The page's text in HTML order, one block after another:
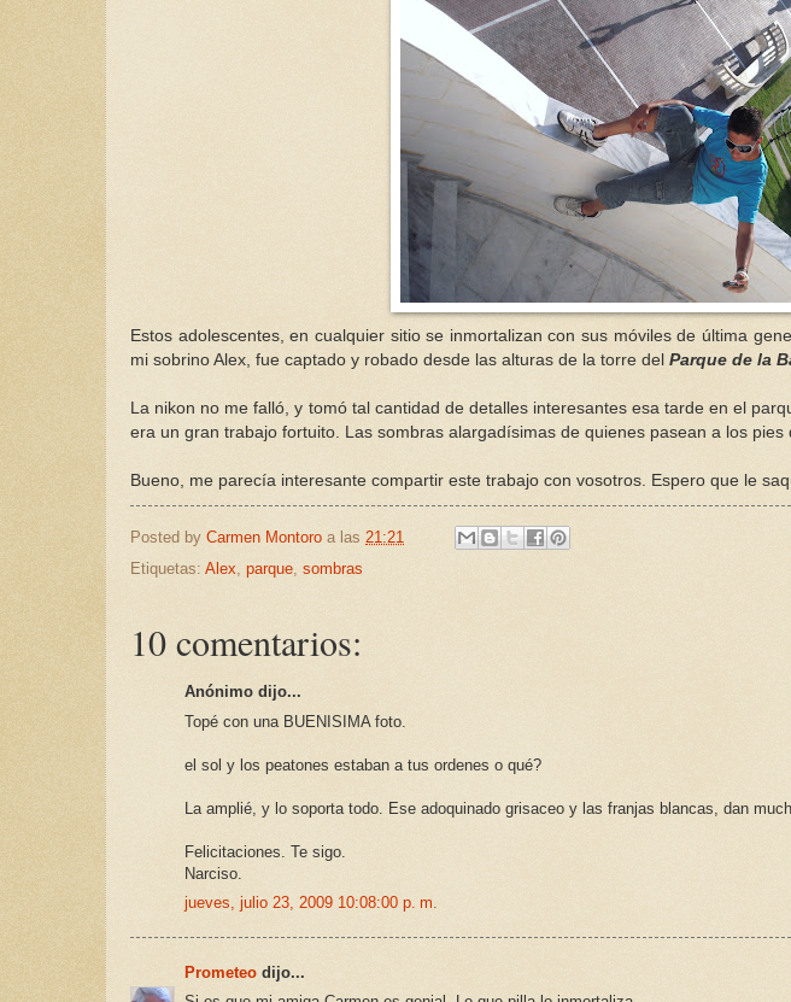
Estos adolescentes, en cualquier sitio se inmortalizan con sus móviles de última
mi sobrino Alex, fue captado y robado desde las alturas de la torre del Parque de la
La nikon no me falló, y tomó tal cantidad de detalles interesantes esa tarde en el
era un gran trabajo fortuito. Las sombras alargadísimas de quienes pasean a los pies
Bueno, me parecía interesante compartir este trabajo con vosotros. Espero que le
Posted by Carmen Montoro a las 21:21
Etiquetas: Alex, parque, sombras
10 comentarios:
Anónimo dijo...
Topé con una BUENISIMA foto.
el sol y los peatones estaban a tus ordenes o qué?
La amplié, y lo soporta todo. Ese adoquinado grisaceo y las franjas blancas, dan
Felicitaciones. Te sigo.
Narciso.
jueves, julio 23, 2009 10:08:00 p. m.
Prometeo dijo...